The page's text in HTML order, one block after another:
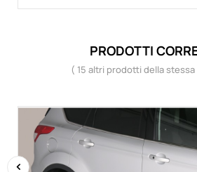
PRODOTTI
( 15 altri prodotti della